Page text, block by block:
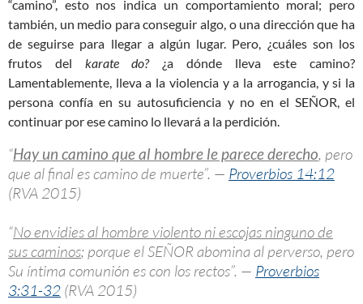
“camino”, esto nos indica un comportamiento moral; pero
también, un medio para conseguir algo, o una dirección que ha
de seguirse para llegar a algún lugar. Pero, ¿cuáles son los
frutos del karate do?¿a dónde lleva este camino?
Lamentablemente, lleva a la violencia y a la arrogancia, y si la
persona confía en su autosuficiencia y no en el SEÑOR, el
continuar por ese camino lo llevará a la perdición.
“Hay un camino que al hombre le parece derecho, pero
que al final es camino de muerte”. — Proverbios 14:12
(RVA 2015)
“No envidies al hombre violento ni escojas ninguno de
sus caminos; porque el SEÑOR abomina al perverso, pero
Su íntima comunión es con los rectos”. — Proverbios
3:31-32 (RVA 2015)